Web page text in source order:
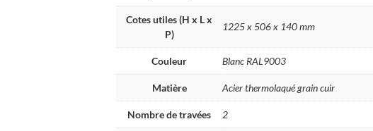
Cotes utiles (H x L x
P)
1225 x 506 x 140 mm
Couleur Blanc RAL9003
Matière Acier thermolaqué grain cuir
Nombre de travées 2